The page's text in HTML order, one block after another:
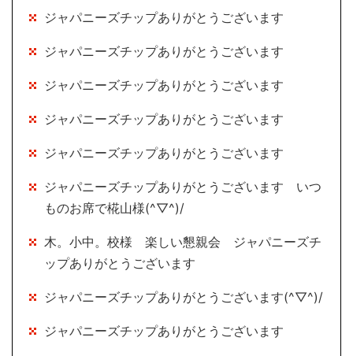
ジャパニーズチップありがとうございます
ジャパニーズチップありがとうございます
ジャパニーズチップありがとうございます
ジャパニーズチップありがとうございます
ジャパニーズチップありがとうございます
ジャパニーズチップありがとうございます いつ
ものお席で椛山様(^▽^)/
木。小中。校様 楽しい懇親会 ジャパニーズチ
ップありがとうございます
ジャパニーズチップありがとうございます(^▽^)/
ジャパニーズチップありがとうございます